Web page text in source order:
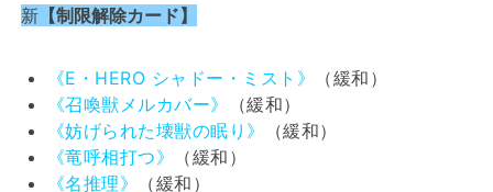
新 【制限解除カード】
《E・HERO シャドー・ミスト》
（緩和）
《召喚獣メルカバー》
（緩和）
《妨げられた壊獣の眠り》
（緩和）
《竜呼相打つ》
（緩和）
《名推理》
（緩和）